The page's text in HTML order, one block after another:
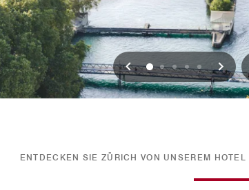
Vorherige
01234
ENTDECKEN SIE ZÜRICH VON UNSEREM